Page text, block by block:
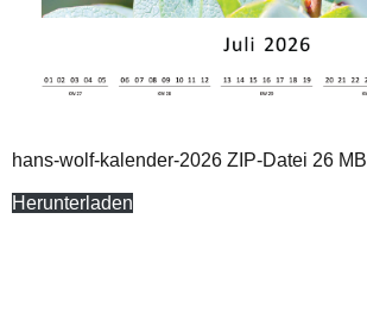
hans-wolf-kalender-2026 ZIP-Datei 26 MB
Herunterladen